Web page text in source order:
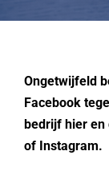
Ongetwijfeld
Facebook
bedrijf hier en
of Instagram.